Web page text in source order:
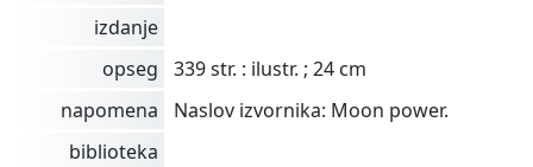
izdanje
opseg
339 str. : ilustr. ; 24 cm
napomena
Naslov izvornika: Moon power.
biblioteka